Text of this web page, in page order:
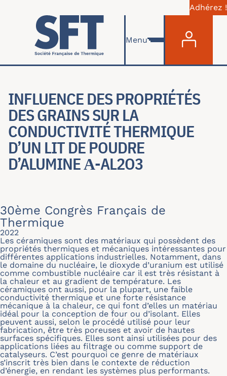
Skip to main content
Adhérez !
Menu
INFLUENCE DES PROPRIÉTÉS
DES GRAINS SUR LA
CONDUCTIVITÉ THERMIQUE
D’UN LIT DE POUDRE
D’ALUMINE Α-AL2O3
30ème Congrès Français de
Thermique
2022
Les céramiques sont des matériaux qui possèdent des
propriétés thermiques et mécaniques intéressantes pour
différentes applications industrielles. Notamment, dans
le domaine du nucléaire, le dioxyde d’uranium est utilisé
comme combustible nucléaire car il est très résistant à
la chaleur et au gradient de température. Les
céramiques ont aussi, pour la plupart, une faible
conductivité thermique et une forte résistance
mécanique à la chaleur, ce qui font d’elles un matériau
idéal pour la conception de four ou d’isolant. Elles
peuvent aussi, selon le procédé utilisé pour leur
fabrication, être très poreuses et avoir de hautes
surfaces spécifiques. Elles sont ainsi utilisées pour des
applications liées au filtrage ou comme support de
catalyseurs. C’est pourquoi ce genre de matériaux
s’inscrit très bien dans le contexte de réduction
d’énergie, en rendant les systèmes plus performants.